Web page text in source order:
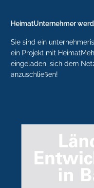
HeimatUnternehmer
Sie sind ein
ein Projekt mit
eingeladen, sich dem
anzuschließen!